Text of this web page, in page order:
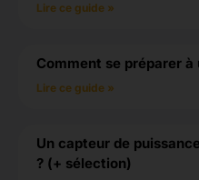
Lire ce guide »
Comment se préparer
Lire ce guide »
Un capteur de
? (+ sélection)